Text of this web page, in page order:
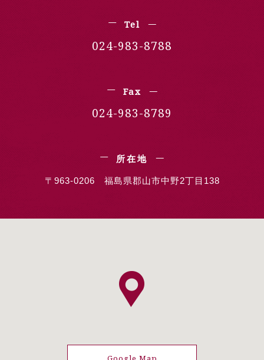
Tel
024-983-8788
Fax
024-983-8789
所在地
〒963-0206 福島県郡山市中野2丁目138